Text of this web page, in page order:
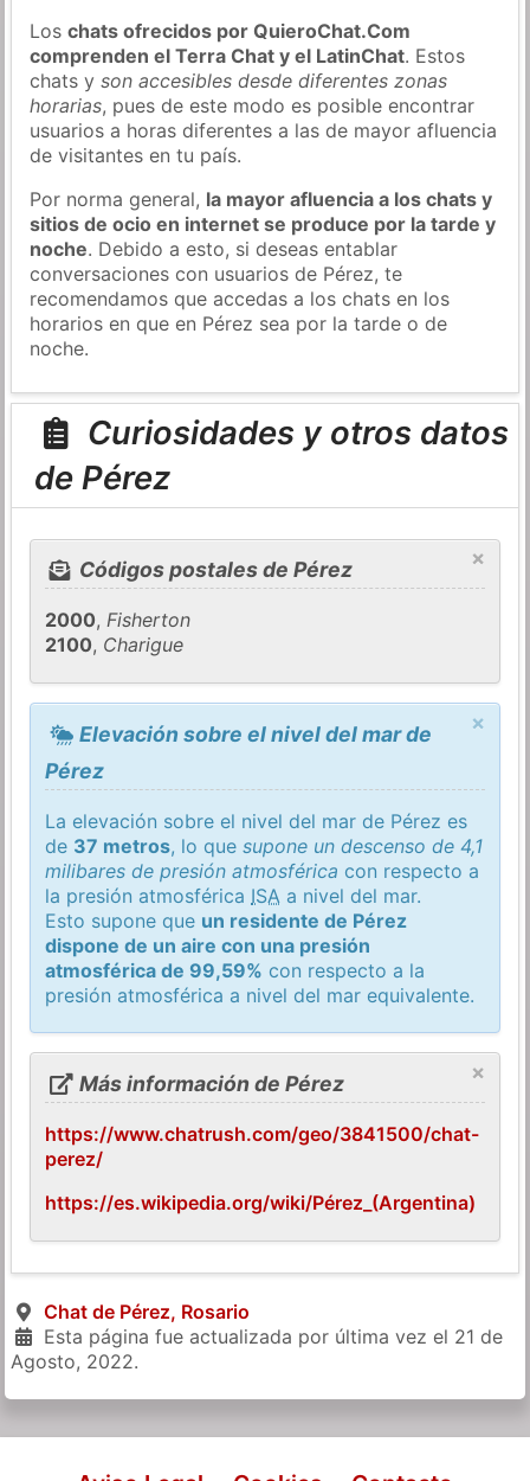
Loschats ofrecidos por QuieroChat.Com
comprenden el Terra Chat y el LatinChat. Estos
chats yson accesibles desde diferentes zonas
horarias, pues de este modo es posible encontrar
usuarios a horas diferentes a las de mayor afluencia
de visitantes en tu país.
Por norma general, la mayor afluencia a los chats y
sitios de ocio en internet se produce por la tarde y
noche. Debido a esto, si deseas entablar
conversaciones con usuarios de Pérez, te
recomendamos que accedas a los chats en los
horarios en que en Pérez sea por la tarde o de
noche.
Curiosidades y otros datos
de Pérez
×
Códigos postales de Pérez
2000,Fisherton
2100, Charigue
×
Elevación sobre el nivel del mar de
Pérez
La elevación sobre el nivel del mar de Pérez es
de 37 metros, lo quesupone un descenso de 4,1
milibares de presión atmosférica con respecto a
la presión atmosférica ISA a nivel del mar.
Esto supone que un residente de Pérez
dispone de un aire con una presión
atmosférica de 99,59% con respecto a la
presión atmosférica a nivel del mar equivalente.
×
Más información de Pérez
https://www.chatrush.com/geo/3841500/chat-
perez/
https://es.wikipedia.org/wiki/Pérez_(Argentina)
Chat de Pérez, Rosario
Esta página fue actualizada por última vez el 21 de
Agosto, 2022.